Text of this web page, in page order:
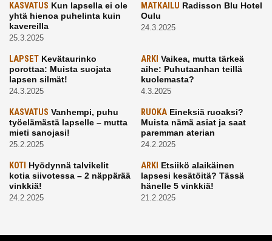
KASVATUS Kun lapsella ei ole
yhtä hienoa puhelinta kuin
kavereilla
25.3.2025
MATKAILU Radisson Blu Hotel
Oulu
24.3.2025
LAPSET Kevätaurinko
porottaa: Muista suojata
lapsen silmät!
24.3.2025
ARKI Vaikea, mutta tärkeä
aihe: Puhutaanhan teillä
kuolemasta?
4.3.2025
KASVATUS Vanhempi, puhu
työelämästä lapselle – mutta
mieti sanojasi!
25.2.2025
RUOKAEineksiä ruoaksi?
Muista nämä asiat ja saat
paremman aterian
24.2.2025
KOTI Hyödynnä talvikelit
kotia siivotessa – 2 näppärää
vinkkiä!
24.2.2025
ARKI Etsiikö alaikäinen
lapsesi kesätöitä? Tässä
hänelle 5 vinkkiä!
21.2.2025